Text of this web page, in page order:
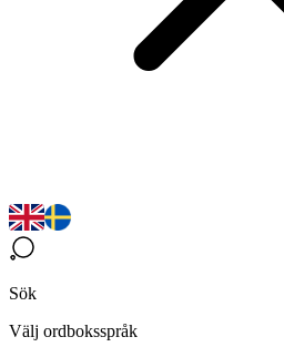
Sök
Välj ordboksspråk